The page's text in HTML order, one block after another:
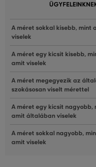
A méret sokkal kisebb, mint
viselek
A méret egy kicsit kisebb,
amit viselek
A méret megegyezik az
szokásosan viselt mérettel
A méret egy kicsit nagyobb,
amit általában viselek
A méret sokkal nagyobb,
amit viselek